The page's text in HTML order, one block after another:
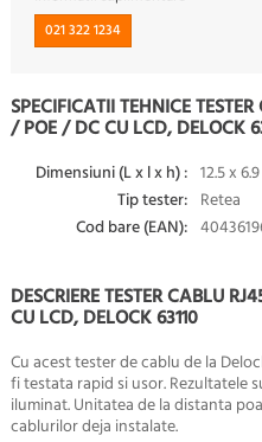
021 322 1234
SPECIFICATII TEHNICE
/ POE / DC CU LCD, DELOCK
Dimensiuni (L x l x h) : 12.5 x
Tip tester: Retea
Cod bare (EAN):
DESCRIERE TESTER CABLU
CU LCD, DELOCK 63110
Cu acest tester de cablu de la
fi testata rapid si usor. Rezultatele
iluminat. Unitatea de la distanta
cablurilor deja instalate.